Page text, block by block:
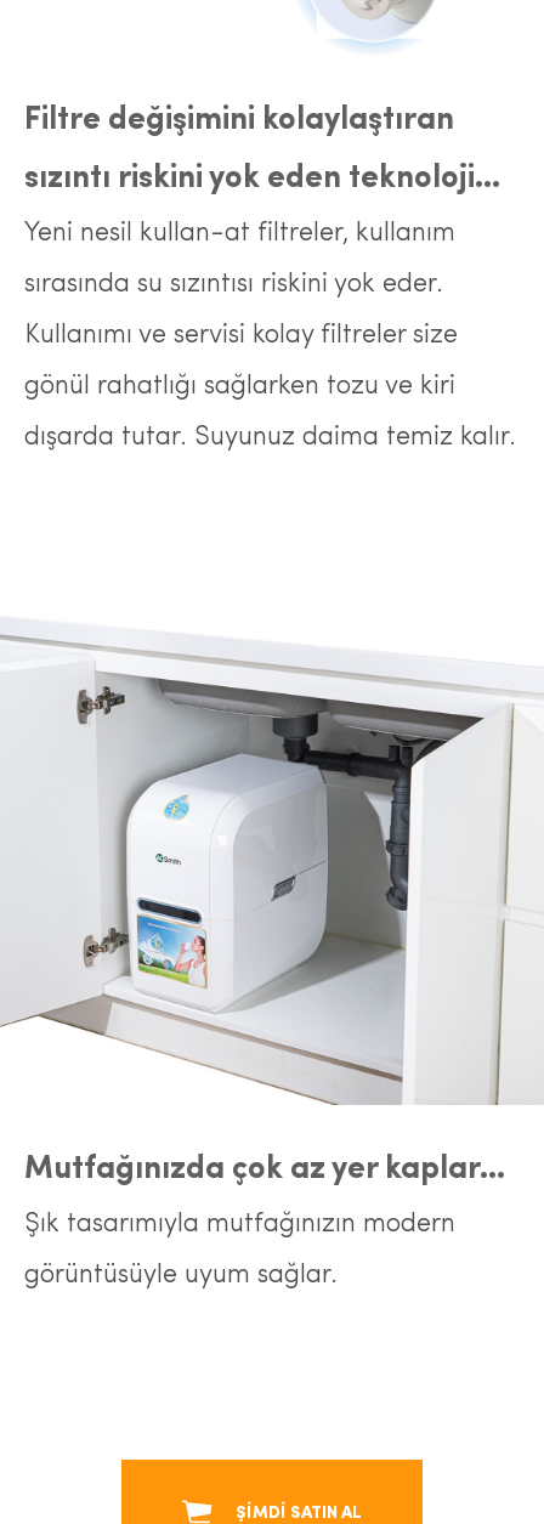
Filtre değişimini kolaylaştıran
sızıntı riskini yok eden teknoloji...
Yeni nesil kullan-at filtreler, kullanım
sırasında su sızıntısı riskini yok eder.
Kullanımı ve servisi kolay filtreler size
gönül rahatlığı sağlarken tozu ve kiri
dışarda tutar. Suyunuz daima temiz kalır.
Mutfağınızda çok az yer kaplar...
Şık tasarımıyla mutfağınızın modern
görüntüsüyle uyum sağlar.
ŞİMDİ SATIN AL